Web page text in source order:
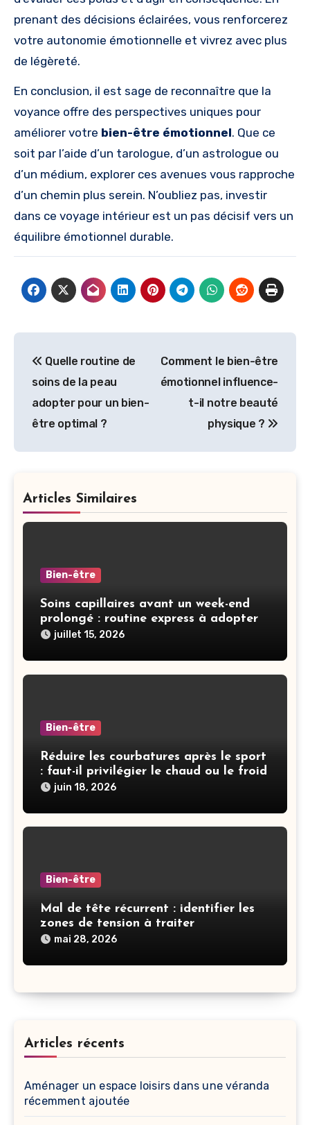
prenant des décisions éclairées, vous renforcerez
votre autonomie émotionnelle et vivrez avec plus
de légèreté.
En conclusion, il est sage de reconnaître que la
voyance offre des perspectives uniques pour
améliorer votre bien-être émotionnel. Que ce
soit par l’aide d’un tarologue, d’un astrologue ou
d’un médium, explorer ces avenues vous rapproche
d’un chemin plus serein. N’oubliez pas, investir
dans ce voyage intérieur est un pas décisif vers un
équilibre émotionnel durable.
de
l’article
Quelle routine de
soins de la peau
adopter pour un bien-
être optimal ?
Comment le bien-être
émotionnel influence-
t-il notre beauté
physique ?
Articles Similaires
Bien-être
Soins capillaires avant un week-end
prolongé : routine express à adopter
juillet 15, 2026
Bien-être
Réduire les courbatures après le sport
: faut-il privilégier le chaud ou le froid
juin 18, 2026
Bien-être
Mal de tête récurrent : identifier les
zones de tension à traiter
mai 28, 2026
Articles récents
Aménager un espace loisirs dans une véranda
récemment ajoutée